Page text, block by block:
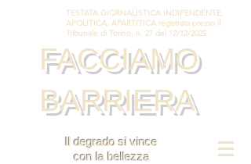
TESTATA GIORNALISTICA INDIPENDENTE,
APOLITICA, APARTITICA registrata presso il
Tribunale di Torino, n. 27 del 12/12/2025
FACCIAMO
BARRIERA
Il degrado si vince
con la bellezza